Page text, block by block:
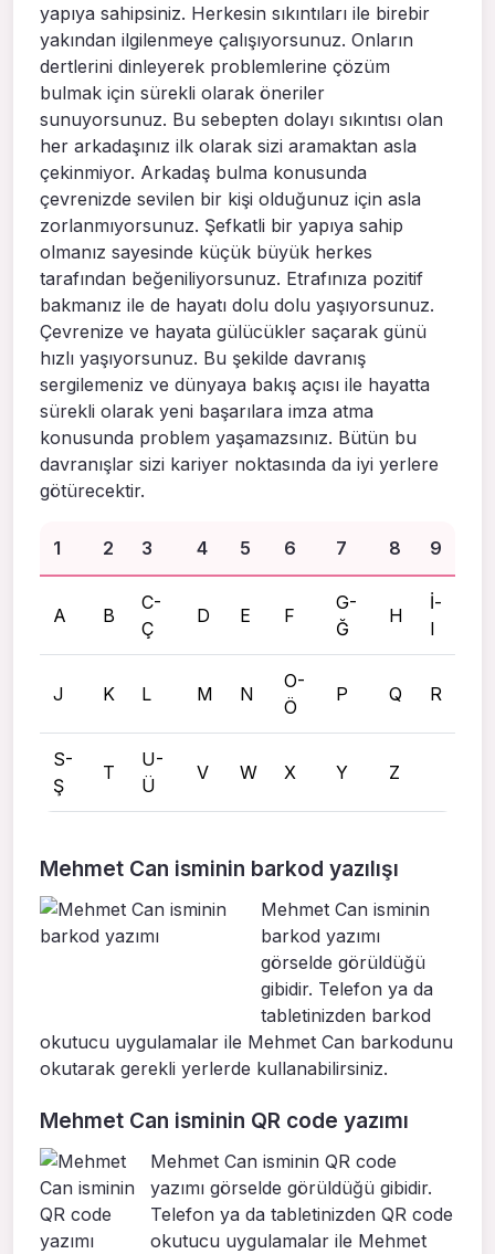
yapıya sahipsiniz. Herkesin sıkıntıları ile birebir
yakından ilgilenmeye çalışıyorsunuz. Onların
dertlerini dinleyerek problemlerine çözüm
bulmak için sürekli olarak öneriler
sunuyorsunuz. Bu sebepten dolayı sıkıntısı olan
her arkadaşınız ilk olarak sizi aramaktan asla
çekinmiyor. Arkadaş bulma konusunda
çevrenizde sevilen bir kişi olduğunuz için asla
zorlanmıyorsunuz. Şefkatli bir yapıya sahip
olmanız sayesinde küçük büyük herkes
tarafından beğeniliyorsunuz. Etrafınıza pozitif
bakmanız ile de hayatı dolu dolu yaşıyorsunuz.
Çevrenize ve hayata gülücükler saçarak günü
hızlı yaşıyorsunuz. Bu şekilde davranış
sergilemeniz ve dünyaya bakış açısı ile hayatta
sürekli olarak yeni başarılara imza atma
konusunda problem yaşamazsınız. Bütün bu
davranışlar sizi kariyer noktasında da iyi yerlere
götürecektir.
1 2 3 4 5 6 7 8 9
A B
C-
Ç
D E F
G-
Ğ
H
İ-
I
J K L M N
O-
Ö
P Q R
S-
Ş
T
U-
Ü
V W X Y Z
Mehmet Can isminin barkod yazılışı
Mehmet Can isminin
barkod yazımı
görselde görüldüğü
gibidir. Telefon ya da
tabletinizden barkod
okutucu uygulamalar ile Mehmet Can barkodunu
okutarak gerekli yerlerde kullanabilirsiniz.
Mehmet Can isminin QR code yazımı
Mehmet Can isminin QR code
yazımı görselde görüldüğü gibidir.
Telefon ya da tabletinizden QR code
okutucu uygulamalar ile Mehmet